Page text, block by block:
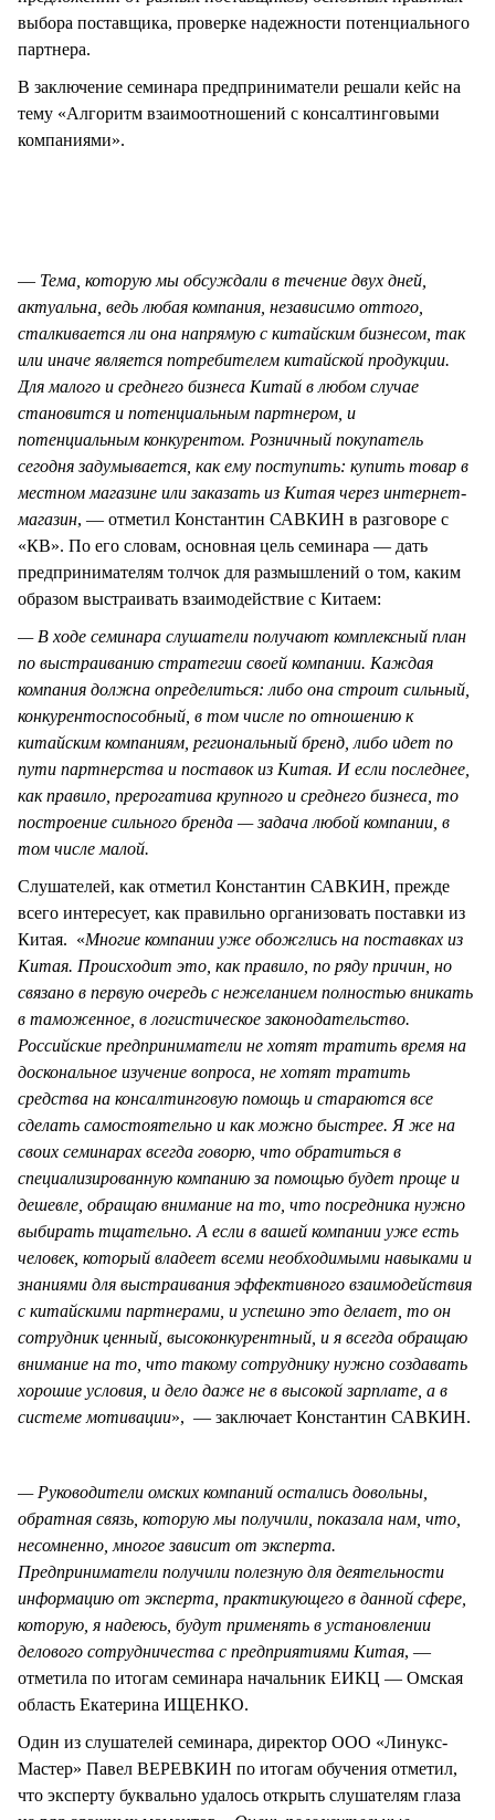
выбора поставщика, проверке надежности потенциального
партнера.
В заключение семинара предприниматели решали кейс на
тему «Алгоритм взаимоотношений с консалтинговыми
компаниями».
— Тема, которую мы обсуждали в течение двух дней,
актуальна, ведь любая компания, независимо оттого,
сталкивается ли она напрямую с китайским бизнесом, так
или иначе является потребителем китайской продукции.
Для малого и среднего бизнеса Китай в любом случае
становится и потенциальным партнером, и
потенциальным конкурентом. Розничный покупатель
сегодня задумывается, как ему поступить: купить товар в
местном магазине или заказать из Китая через интернет-
магазин, — отметил Константин САВКИН в разговоре с
«КВ». По его словам, основная цель семинара — дать
предпринимателям толчок для размышлений о том, каким
образом выстраивать взаимодействие с Китаем:
— В ходе семинара слушатели получают комплексный план
по выстраиванию стратегии своей компании. Каждая
компания должна определиться: либо она строит сильный,
конкурентоспособный, в том числе по отношению к
китайским компаниям, региональный бренд, либо идет по
пути партнерства и поставок из Китая. И если последнее,
как правило, прерогатива крупного и среднего бизнеса, то
построение сильного бренда — задача любой компании, в
том числе малой.
Слушателей, как отметил Константин САВКИН, прежде
всего интересует, как правильно организовать поставки из
Китая. «Многие компании уже обожглись на поставках из
Китая. Происходит это, как правило, по ряду причин, но
связано в первую очередь с нежеланием полностью вникать
в таможенное, в логистическое законодательство.
Российские предприниматели не хотят тратить время на
доскональное изучение вопроса, не хотят тратить
средства на консалтинговую помощь и стараются все
сделать самостоятельно и как можно быстрее. Я же на
своих семинарах всегда говорю, что обратиться в
специализированную компанию за помощью будет проще и
дешевле, обращаю внимание на то, что посредника нужно
выбирать тщательно. А если в вашей компании уже есть
человек, который владеет всеми необходимыми навыками и
знаниями для выстраивания эффективного взаимодействия
с китайскими партнерами, и успешно это делает, то он
сотрудник ценный, высоконкурентный, и я всегда обращаю
внимание на то, что такому сотруднику нужно создавать
хорошие условия, и дело даже не в высокой зарплате, а в
системе мотивации», — заключает Константин САВКИН.
— Руководители омских компаний остались довольны,
обратная связь, которую мы получили, показала нам, что,
несомненно, многое зависит от эксперта.
Предприниматели получили полезную для деятельности
информацию от эксперта, практикующего в данной сфере,
которую, я надеюсь, будут применять в установлении
делового сотрудничества с предприятиями Китая, —
отметила по итогам семинара начальник ЕИКЦ — Омская
область Екатерина ИЩЕНКО.
Один из слушателей семинара, директор ООО «Линукс-
Мастер» Павел ВЕРЕВКИН по итогам обучения отметил,
что эксперту буквально удалось открыть слушателям глаза